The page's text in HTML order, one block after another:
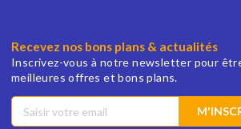
Recevez nos bons plans & actualités
Inscrivez-vous à notre newsletter pour
meilleures offres et bons plans.